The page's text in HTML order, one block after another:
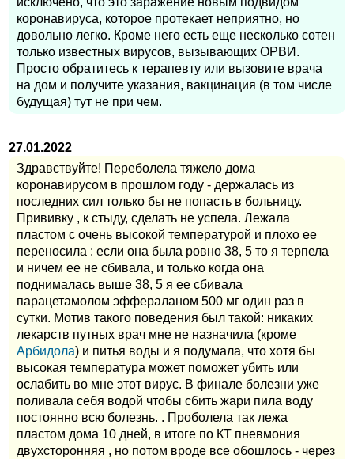
коронавируса, которое протекает неприятно, но
довольно легко. Кроме него есть еще несколько сотен
только известных вирусов, вызывающих ОРВИ.
Просто обратитесь к терапевту или вызовите врача
на дом и получите указания, вакцинация (в том числе
будущая) тут не при чем.
27.01.2022
Здравствуйте! Переболела тяжело дома
коронавирусом в прошлом году - держалась из
последних сил только бы не попасть в больницу.
Прививку , к стыду, сделать не успела. Лежала
пластом с очень высокой температурой и плохо ее
переносила : если она была ровно 38, 5 то я терпела
и ничем ее не сбивала, и только когда она
поднималась выше 38, 5 я ее сбивала
парацетамолом эффераланом 500 мг один раз в
сутки. Мотив такого поведения был такой: никаких
лекарств путных врач мне не назначила (кроме
Арбидола) и питья воды и я подумала, что хотя бы
высокая температура может поможет убить или
ослабить во мне этот вирус. В финале болезни уже
поливала себя водой чтобы сбить жари пила воду
постоянно всю болезнь. . Проболела так лежа
пластом дома 10 дней, в итоге по КТ пневмония
двухсторонняя , но потом вроде все обошлось - через